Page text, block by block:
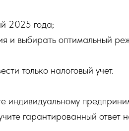
2025 года;
и выбирать оптимальный
только налоговый учет.
индивидуальному
гарантированный ответ